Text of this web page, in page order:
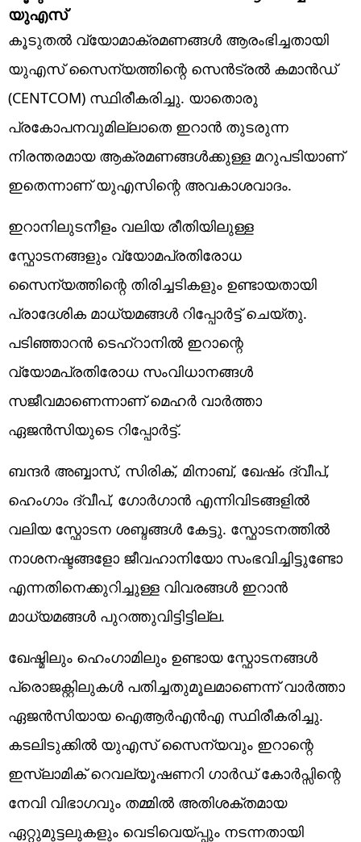
യുഎസ്
കൂടുതൽ വ്യോമാക്രമണങ്ങൾ ആരംഭിച്ചതായി
യുഎസ് സൈന്യത്തിന്റെ സെൻട്രൽ കമാൻഡ്
(CENTCOM) സ്ഥിരീകരിച്ചു. യാതൊരു
പ്രകോപനവുമില്ലാതെ ഇറാൻ തുടരുന്ന
നിരന്തരമായ ആക്രമണങ്ങൾക്കുള്ള മറുപടിയാണ്
ഇതെന്നാണ് യുഎസിന്റെ അവകാശവാദം.
ഇറാനിലുടനീളം വലിയ രീതിയിലുള്ള
സ്ഫോടനങ്ങളും വ്യോമപ്രതിരോധ
സൈന്യത്തിന്റെ തിരിച്ചടികളും ഉണ്ടായതായി
പ്രാദേശിക മാധ്യമങ്ങള്‍ റിപ്പോര്‍ട്ട് ചെയ്തു.
പടിഞ്ഞാറൻ ടെഹ്റാനിൽ ഇറാന്റെ
വ്യോമപ്രതിരോധ സംവിധാനങ്ങൾ
സജീവമാണെന്നാണ് മെഹര്‍ വാര്‍ത്താ
ഏജന്‍സിയുടെ റിപ്പോര്‍ട്ട്.
ബന്ദർ അബ്ബാസ്, സിരിക്, മിനാബ്, ഖേഷ്ം ദ്വീപ്,
ഹെംഗാം ദ്വീപ്, ഗോർഗാന്‍ എന്നിവിടങ്ങളില്‍
വലിയ സ്ഫോടന ശബ്ദങ്ങൾ കേട്ടു. സ്ഫോടനത്തിൽ
നാശനഷ്ടങ്ങളോ ജീവഹാനിയോ സംഭവിച്ചിട്ടുണ്ടോ
എന്നതിനെക്കുറിച്ചുള്ള വിവരങ്ങൾ ഇറാൻ
മാധ്യമങ്ങൾ പുറത്തുവിട്ടിട്ടില്ല.
ഖേഷ്മിലും ഹെംഗാമിലും ഉണ്ടായ സ്ഫോടനങ്ങൾ
പ്രൊജക്റ്റിലുകൾ പതിച്ചതുമൂലമാണെന്ന് വാർത്താ
ഏജൻസിയായ ഐആർഎൻഎ സ്ഥിരീകരിച്ചു.
കടലിടുക്കിൽ യുഎസ് സൈന്യവും ഇറാന്റെ
ഇസ്ലാമിക് റെവല്യൂഷണറി ഗാർഡ് കോർപ്സിന്റെ
നേവി വിഭാഗവും തമ്മിൽ അതിശക്തമായ
ഏറ്റുമുട്ടലുകളും വെടിവെയ്പ്പും നടന്നതായി